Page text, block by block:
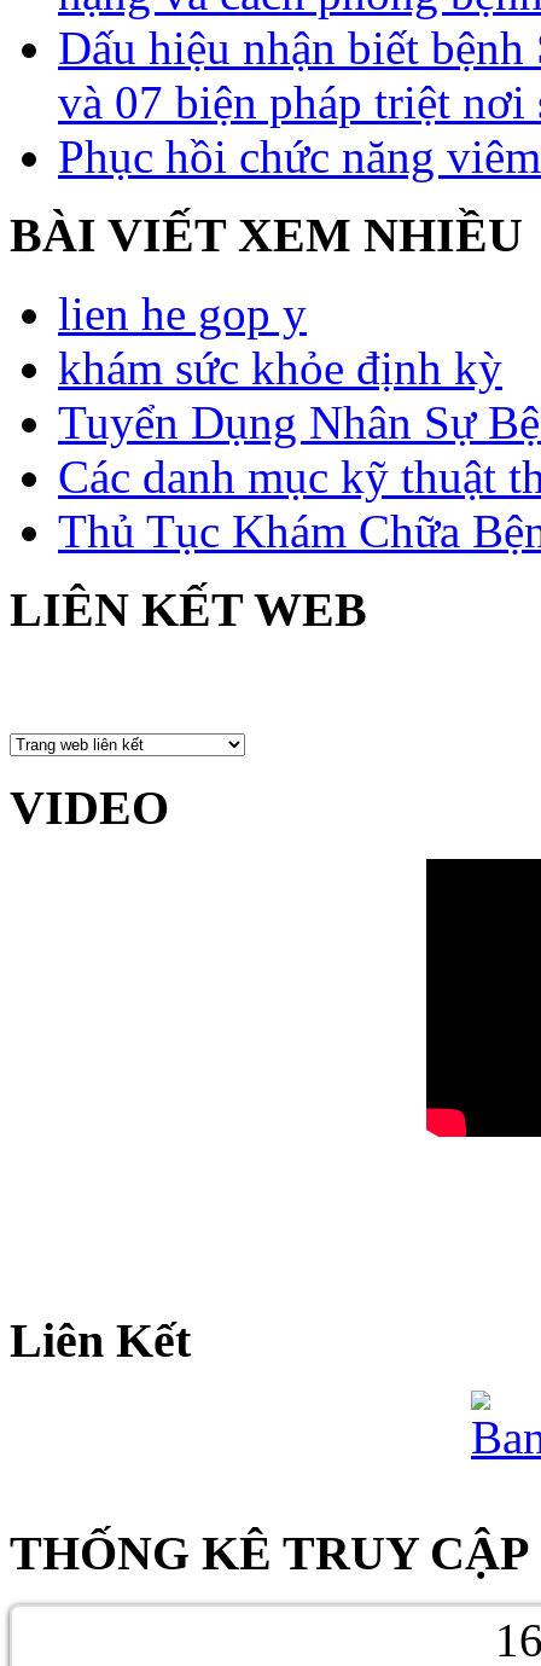
Dấu hiệu nhận biết
và 07 biện pháp triệt nơi
Phục hồi chức năng
BÀI VIẾT XEM NHIỀU
lien he gop y
khám sức khỏe định kỳ
Tuyển Dụng Nhân Sự
Các danh mục kỹ thuật
Thủ Tục Khám Chữa
LIÊN KẾT WEB
VIDEO
Liên Kết
THỐNG KÊ TRUY CẬP
1